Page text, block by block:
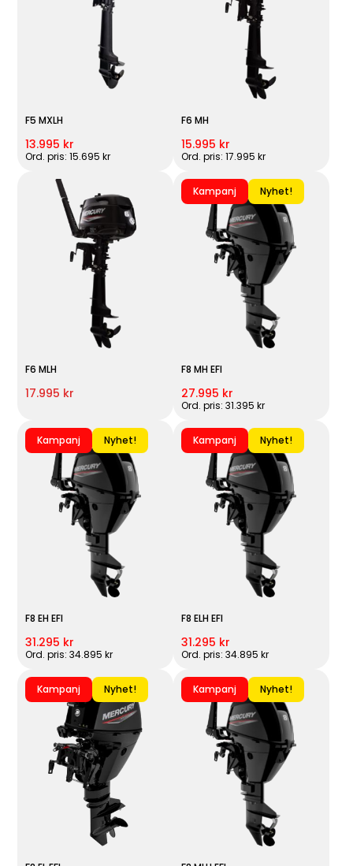
F5 MXLH
13.995 kr
Ord. pris: 15.695 kr
F6 MH
15.995 kr
Ord. pris: 17.995 kr
F6 MLH
17.995 kr
Kampanj Nyhet!
F8 MH EFI
27.995 kr
Ord. pris: 31.395 kr
Kampanj Nyhet!
F8 EH EFI
31.295 kr
Ord. pris: 34.895 kr
Kampanj Nyhet!
F8 ELH EFI
31.295 kr
Ord. pris: 34.895 kr
Kampanj Nyhet! Kampanj Nyhet!